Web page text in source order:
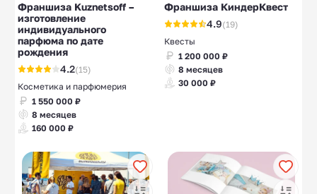
Франшиза Kuznetsoff –
изготовление
индивидуального
парфюма по дате
рождения
4.2(15)
Косметика и парфюмерия
1 550 000 ₽
8 месяцев
160 000 ₽
Франшиза КиндерКвест
4.9(19)
Квесты
1 200 000 ₽
8 месяцев
30 000 ₽